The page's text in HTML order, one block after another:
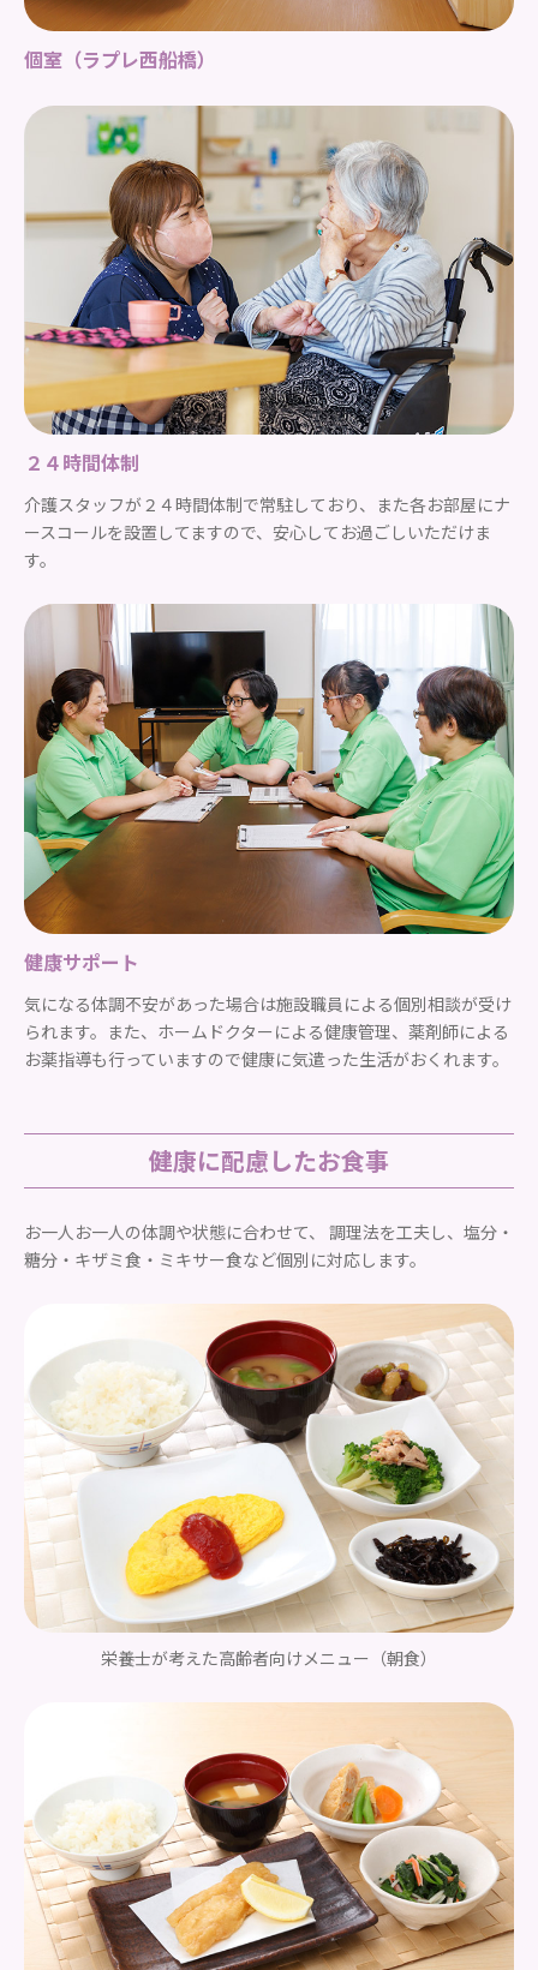
個室（ラプレ西船橋）
２４時間体制
介護スタッフが２４時間体制で常駐しており、また各お部屋にナ
ースコールを設置してますので、安心してお過ごしいただけま
す。
健康サポート
気になる体調不安があった場合は施設職員による個別相談が受け
られます。また、ホームドクターによる健康管理、薬剤師による
お薬指導も行っていますので健康に気遣った生活がおくれます。
健康に配慮したお食事
お一人お一人の体調や状態に合わせて、 調理法を工夫し、塩分・
糖分・キザミ食・ミキサー食など個別に対応します。
栄養士が考えた高齢者向けメニュー （朝食）